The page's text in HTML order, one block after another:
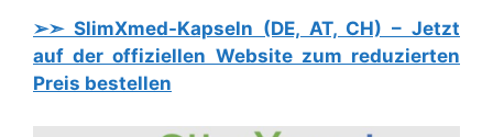
➢➣ SlimXmed-Kapseln (DE, AT, CH) – Jetzt
auf der offiziellen Website zum reduzierten
Preis bestellen